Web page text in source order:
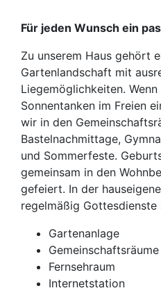
Für jeden Wunsch ein
Zu unserem Haus gehört
Gartenlandschaft mit
Liegemöglichkeiten.
Sonnentanken im Freien
wir in den
Bastelnachmittage,
und Sommerfeste.
gemeinsam in den
gefeiert. In der
regelmäßig Gottesdienste
Gartenanlage
Fernsehraum
Internetstation